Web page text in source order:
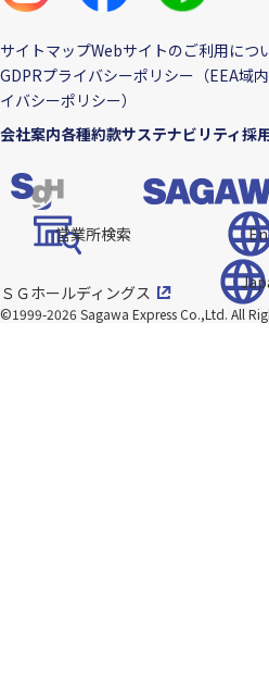
サイトマップWebサイトのご利用につ
GDPRプライバシーポリシー（EEA域
イバシーポリシー）
会社案内各種約款サステナビリティ採
営業所検索
ＳＧホールディングス
©1999-2026 Sagawa Express Co.,Ltd. All